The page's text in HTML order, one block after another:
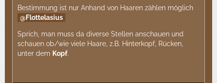
Bestimmung ist nur Anhand von Haaren zählen möglich
Flottelasius
Sprich, man muss da diverse Stellen anschauen und
schauen ob/wie viele Haare, z.B. Hinterkopf, Rücken,
unter dem Kopf.